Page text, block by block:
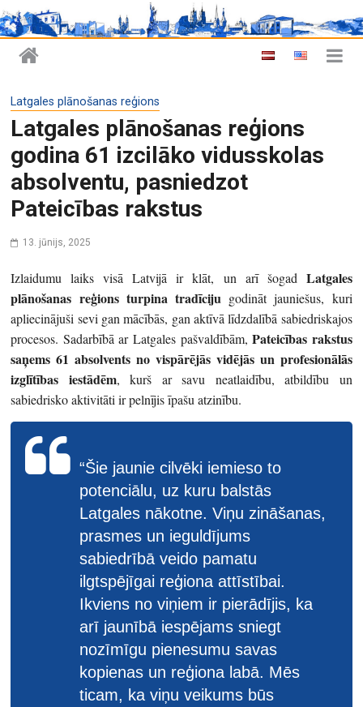
Latgales plānošanas reģions
Latgales plānošanas reģions
godina 61 izcilāko vidusskolas
absolventu, pasniedzot
Pateicības rakstus
13. jūnijs, 2025
Izlaidumu laiks visā Latvijā ir klāt, un arī šogad Latgales
plānošanas reģions turpina tradīciju godināt jauniešus, kuri
apliecinājuši sevi gan mācībās, gan aktīvā līdzdalībā sabiedriskajos
procesos. Sadarbībā ar Latgales pašvaldībām,Pateicības rakstus
saņems 61 absolvents no vispārējās vidējās un profesionālās
izglītības iestādēm, kurš ar savu neatlaidību, atbildību un
sabiedrisko aktivitāti ir pelnījis īpašu atzinību.
“Šie jaunie cilvēki iemieso to
potenciālu, uz kuru balstās
Latgales nākotne. Viņu zināšanas,
prasmes un ieguldījums
sabiedrībā veido pamatu
ilgtspējīgai reģiona attīstībai.
Ikviens no viņiem ir pierādījis, ka
arī jaunībā iespējams sniegt
nozīmīgu pienesumu savas
kopienas un reģiona labā. Mēs
ticam, ka viņu veikums būs